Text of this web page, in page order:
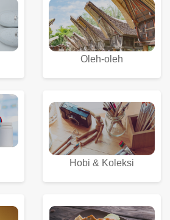
Oleh-oleh
Hobi & Koleksi